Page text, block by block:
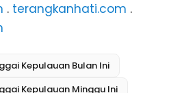
. terangkanhati.com .
Kepulauan Bulan Ini
Kepulauan Minggu Ini